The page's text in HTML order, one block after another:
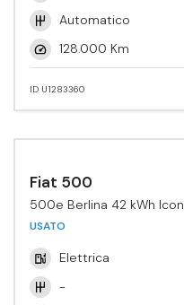
Automatico
128.000 Km
ID U1283360
Fiat 500
500e Berlina 42 kWh Icon
USATO
Elettrica
-